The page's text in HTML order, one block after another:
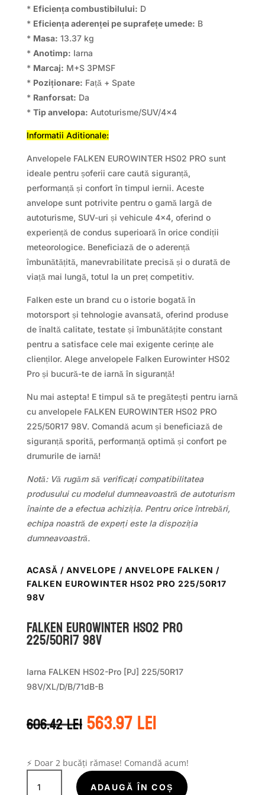
* Eficiența combustibilului: D
* Eficiența aderenței pe suprafețe umede: B
* Masa: 13.37 kg
* Anotimp: Iarna
* Marcaj: M+S 3PMSF
* Poziționare: Față + Spate
* Ranforsat: Da
* Tip anvelopa: Autoturisme/SUV/4×4
Informatii Aditionale:
Anvelopele FALKEN EUROWINTER HS02 PRO sunt
ideale pentru șoferii care caută siguranță,
performanță și confort în timpul iernii. Aceste
anvelope sunt potrivite pentru o gamă largă de
autoturisme, SUV-uri și vehicule 4×4, oferind o
experiență de condus superioară în orice condiții
meteorologice. Beneficiază de o aderență
îmbunătățită, manevrabilitate precisă și o durată de
viață mai lungă, totul la un preț competitiv.
Falken este un brand cu o istorie bogată în
motorsport și tehnologie avansată, oferind produse
de înaltă calitate, testate și îmbunătățite constant
pentru a satisface cele mai exigente cerințe ale
clienților. Alege anvelopele Falken Eurowinter HS02
Pro și bucură-te de iarnă în siguranță!
Nu mai astepta! E timpul să te pregătești pentru iarnă
cu anvelopele FALKEN EUROWINTER HS02 PRO
225/50R17 98V. Comandă acum și beneficiază de
siguranță sporită, performanță optimă și confort pe
drumurile de iarnă!
Notă: Vă rugăm să verificați compatibilitatea
produsului cu modelul dumneavoastră de autoturism
înainte de a efectua achiziția. Pentru orice întrebări,
echipa noastră de experți este la dispoziția
dumneavoastră.
ACASĂ / ANVELOPE / ANVELOPE FALKEN /
FALKEN EUROWINTER HS02 PRO 225/50R17
98V
Falken EUROWINTER HS02 PRO
225/50R17 98V
Iarna FALKEN HS02-Pro [PJ] 225/50R17
98V/XL/D/B/71dB-B
606.42leiPrețul
inițial
fost:
606.42 lei.
563.97leiPrețul
curent
563.97 lei.
⚡ Doar 2 bucăți rămase! Comandă acum!
Cantitate
Falken
ADAUGĂ ÎN COȘ